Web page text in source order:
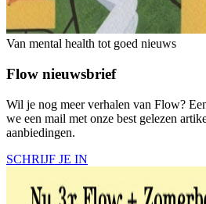
Van mental health tot goed nieuws
Flow nieuwsbrief
Wil je nog meer verhalen van Flow?
we een mail met onze best gelezen
aanbiedingen.
SCHRIJF JE IN